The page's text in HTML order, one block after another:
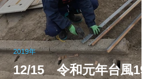
12/15 令和元年台風19
2019年